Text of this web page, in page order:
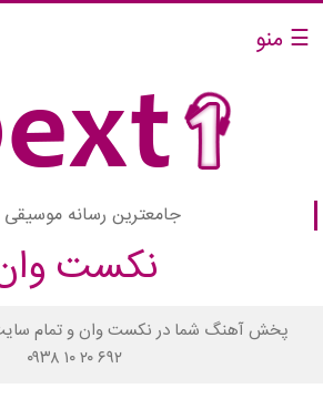
☰ منو
جامعترین رسانه موسیقی
نکست
پخش آهنگ شما در نکست وان و تمام
۰۹۳۸ ۱۰ ۲۰ ۶۹۲